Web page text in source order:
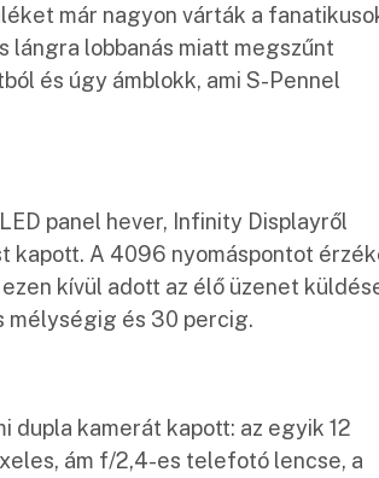
már nagyon várták a
lángra lobbanás miatt megszűnt
és úgy ámblokk, ami S-Pennel
panel hever, Infinity Displayről
kapott. A 4096 nyomáspontot
kívül adott az élő üzenet
mélységig és 30 percig.
dupla kamerát kapott: az egyik 12
ám f/2,4-es telefotó lencse, a